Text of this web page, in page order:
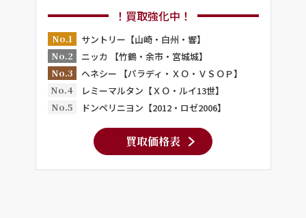
！買取強化中！
No.1
サントリー【山崎・白州・響】
No.2
ニッカ 【竹鶴・余市・宮城城】
No.3
ヘネシー 【パラディ・ＸＯ・ＶＳＯＰ】
No.4
レミーマルタン【ＸＯ・ルイ13世】
No.5
ドンペリニヨン【2012・ロゼ2006】
買取価格表